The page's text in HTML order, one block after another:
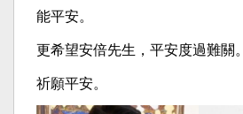
能平安。
更希望安倍先生，平安度過難關。
祈願平安。